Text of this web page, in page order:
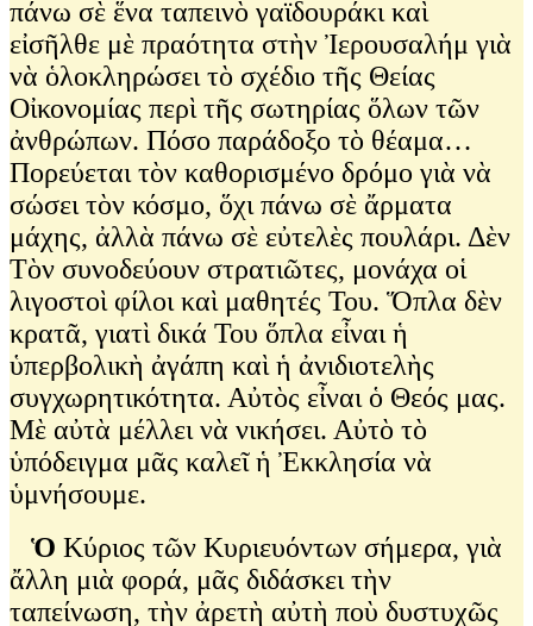
πάνω σὲ ἕνα ταπεινὸ γαϊδουράκι καὶ
εἰσῆλθε μὲ πραότητα στὴν Ἰερουσαλήμ γιὰ
νὰ ὁλοκληρώσει τὸ σχέδιο τῆς Θείας
Οἰκονομίας περὶ τῆς σωτηρίας ὅλων τῶν
ἀνθρώπων. Πόσο παράδοξο τὸ θέαμα…
Πορεύεται τὸν καθορισμένο δρόμο γιὰ νὰ
σώσει τὸν κόσμο, ὅχι πάνω σὲ ἄρματα
μάχης, ἀλλὰ πάνω σὲ εὐτελὲς πουλάρι. Δὲν
Τὸν συνοδεύουν στρατιῶτες, μονάχα οἱ
λιγοστοὶ φίλοι καὶ μαθητές Του. Ὅπλα δὲν
κρατᾶ, γιατὶ δικά Του ὅπλα εἶναι ἡ
ὑπερβολικὴ ἀγάπη καὶ ἡ ἀνιδιοτελὴς
συγχωρητικότητα. Αὐτὸς εἶναι ὁ Θεός μας.
Μὲ αὐτὰ μέλλει νὰ νικήσει. Αὐτὸ τὸ
ὑπόδειγμα μᾶς καλεῖ ἡ Ἐκκλησία νὰ
ὑμνήσουμε.
Ὁ Κύριος τῶν Κυριευόντων σήμερα, γιὰ
ἄλλη μιὰ φορά, μᾶς διδάσκει τὴν
ταπείνωση, τὴν ἀρετὴ αὐτὴ ποὺ δυστυχῶς